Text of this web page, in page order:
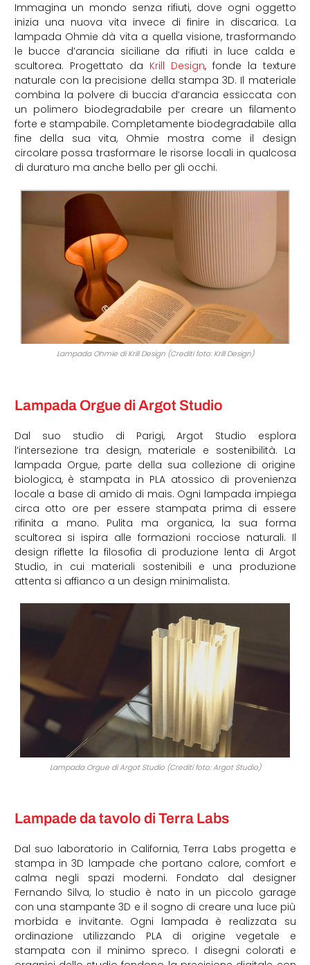
Immagina un mondo senza rifiuti, dove ogni oggetto
inizia una nuova vita invece di finire in discarica. La
lampada Ohmie dà vita a quella visione, trasformando
le bucce d’arancia siciliane da rifiuti in luce calda e
scultorea. Progettato da Krill Design, fonde la texture
naturale con la precisione della stampa 3D. Il materiale
combina la polvere di buccia d’arancia essiccata con
un polimero biodegradabile per creare un filamento
forte e stampabile. Completamente biodegradabile alla
fine della sua vita, Ohmie mostra come il design
circolare possa trasformare le risorse locali in qualcosa
di duraturo ma anche bello per gli occhi.
Lampada Ohmie di Krill Design (Crediti foto: Krill Design)
Lampada Orgue di Argot Studio
Dal suo studio di Parigi, Argot Studio esplora
l’intersezione tra design, materiale e sostenibilità. La
lampada Orgue, parte della sua collezione di origine
biologica, è stampata in PLA atossico di provenienza
locale a base di amido di mais. Ogni lampada impiega
circa otto ore per essere stampata prima di essere
rifinita a mano. Pulita ma organica, la sua forma
scultorea si ispira alle formazioni rocciose naturali. Il
design riflette la filosofia di produzione lenta di Argot
Studio, in cui materiali sostenibili e una produzione
attenta si affianco a un design minimalista.
Lampada Orgue di Argot Studio (Crediti foto: Argot Studio)
Lampade da tavolo di Terra Labs
Dal suo laboratorio in California, Terra Labs progetta e
stampa in 3D lampade che portano calore, comfort e
calma negli spazi moderni. Fondato dal designer
Fernando Silva, lo studio è nato in un piccolo garage
con una stampante 3D e il sogno di creare una luce più
morbida e invitante. Ogni lampada è realizzata su
ordinazione utilizzando PLA di origine vegetale e
stampata con il minimo spreco. I disegni colorati e